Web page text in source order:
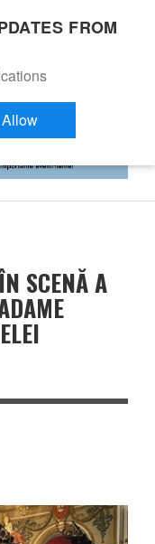
SCENĂ A
FROM
Allow